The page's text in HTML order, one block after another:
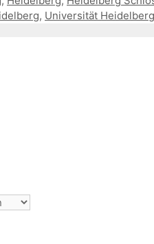
, Universität Heidelberg